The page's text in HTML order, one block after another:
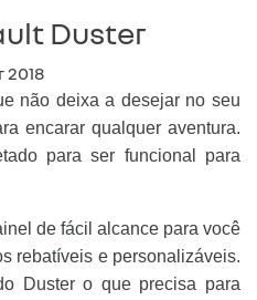
Duster
não deixa a desejar no seu
encarar qualquer aventura.
para ser funcional para
de fácil alcance para você
rebatíveis e personalizáveis.
Duster o que precisa para